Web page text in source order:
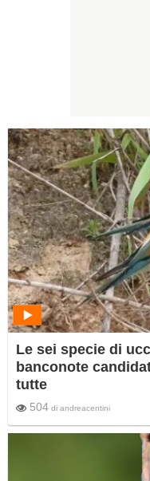
Le sei specie di
banconote
tutte
504 di andreacentini